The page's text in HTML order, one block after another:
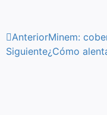
AnteriorMinem:
Siguiente¿Cómo